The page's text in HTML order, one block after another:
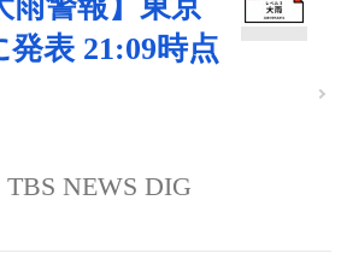
表 21:09時点
TBS NEWS DIG